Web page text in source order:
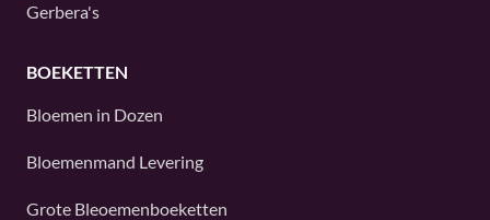
Gerbera's
BOEKETTEN
Bloemen in Dozen
Bloemenmand Levering
Grote Bleoemenboeketten